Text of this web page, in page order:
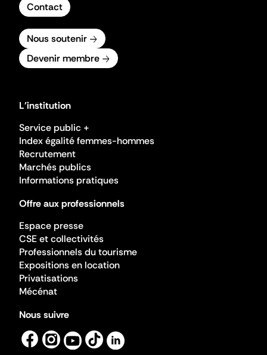
Contact
Nous soutenir
Devenir membre
L'institution
Service public +
Index égalité femmes-hommes
Recrutement
Marchés publics
Informations pratiques
Offre aux professionnels
Espace presse
CSE et collectivités
Professionnels du tourisme
Expositions en location
Privatisations
Mécénat
Nous suivre